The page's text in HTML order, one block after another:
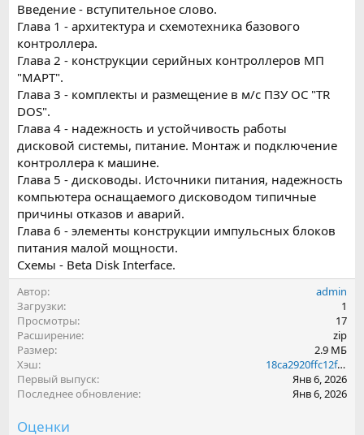
Введение - вступительное слово.
Глава 1 - архитектура и схемотехника базового
контроллера.
Глава 2 - конструкции серийных контроллеров МП
"МАРТ".
Глава 3 - комплекты и размещение в м/с ПЗУ ОС "TR
DOS".
Глава 4 - надежность и устойчивость работы
дисковой системы, питание. Монтаж и подключение
контроллера к машине.
Глава 5 - дисководы. Источники питания, надежность
компьютера оснащаемого дисководом типичные
причины отказов и аварий.
Глава 6 - элементы конструкции импульсных блоков
питания малой мощности.
Схемы - Beta Disk Interface.
Автор
admin
Загрузки
1
Просмотры
17
Расширение
zip
Размер
2.9 МБ
Хэш
18ca2920ffc12fea0f0c58649c423d69
Первый выпуск
Янв 6, 2026
Последнее обновление
Янв 6, 2026
Оценки